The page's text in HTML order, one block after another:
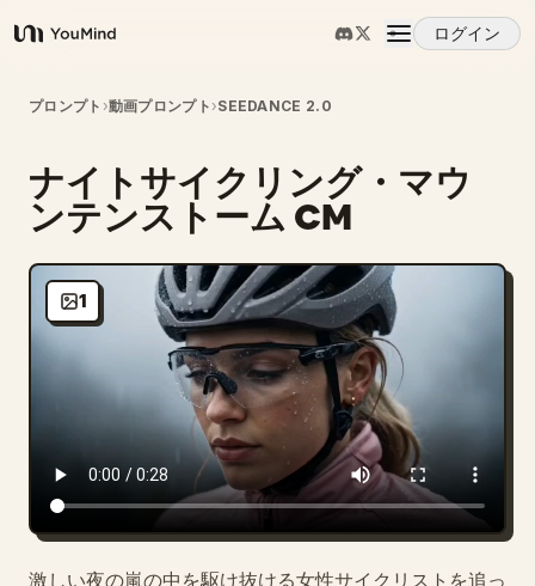
YouMind
ログイン
概要
ユースケース
スキル
プロンプト
料金
ダウンロード
ブログ
プロンプト ›動画プロンプト ›SEEDANCE 2.0
ナイトサイクリング・マウ
ンテンストーム CM
1
激しい夜の嵐の中を駆け抜ける女性サイクリストを追っ